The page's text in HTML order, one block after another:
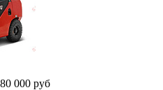
000 руб